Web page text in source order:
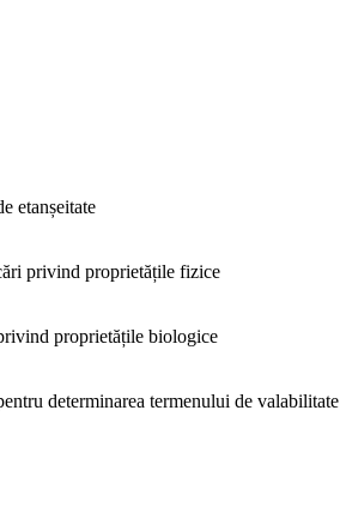
etanșeitate
privind proprietățile fizice
proprietățile biologice
determinarea termenului de valabilitate